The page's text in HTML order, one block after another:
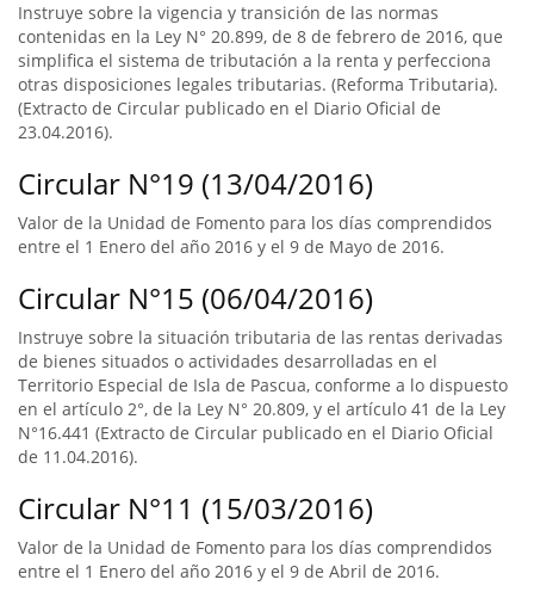
Instruye sobre la vigencia y transición de las normas
contenidas en la Ley N° 20.899, de 8 de febrero de 2016, que
simplifica el sistema de tributación a la renta y perfecciona
otras disposiciones legales tributarias. (Reforma Tributaria).
(Extracto de Circular publicado en el Diario Oficial de
23.04.2016).
Circular N°19 (13/04/2016)
Valor de la Unidad de Fomento para los días comprendidos
entre el 1 Enero del año 2016 y el 9 de Mayo de 2016.
Circular N°15 (06/04/2016)
Instruye sobre la situación tributaria de las rentas derivadas
de bienes situados o actividades desarrolladas en el
Territorio Especial de Isla de Pascua, conforme a lo dispuesto
en el artículo 2°, de la Ley N° 20.809, y el artículo 41 de la Ley
N°16.441 (Extracto de Circular publicado en el Diario Oficial
de 11.04.2016).
Circular N°11 (15/03/2016)
Valor de la Unidad de Fomento para los días comprendidos
entre el 1 Enero del año 2016 y el 9 de Abril de 2016.